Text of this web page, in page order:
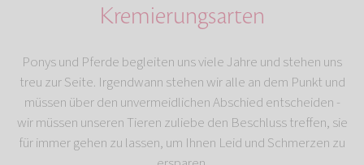
Kremierungsarten
Ponys und Pferde begleiten uns viele Jahre und stehen uns
treu zur Seite. Irgendwann stehen wir alle an dem Punkt und
müssen über den unvermeidlichen Abschied entscheiden -
wir müssen unseren Tieren zuliebe den Beschluss treffen, sie
für immer gehen zu lassen, um Ihnen Leid und Schmerzen zu